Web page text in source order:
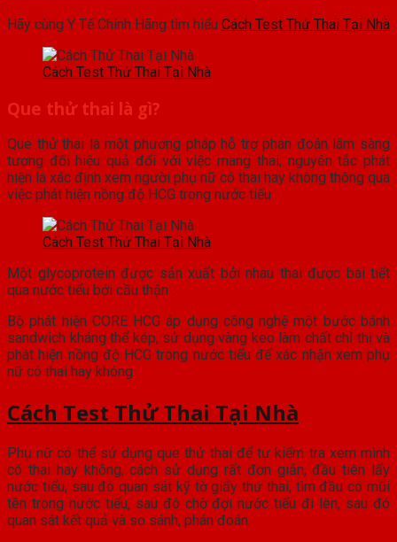
Hãy cùng Y Tế Chính Hãng tìm hiểu Cách Test Thử Thai Tại Nhà
Cách Test Thử Thai Tại Nhà
Que thử thai là gì?
Que thử thai là một phương pháp hỗ trợ phán đoán lâm sàng
tương đối hiệu quả đối với việc mang thai, nguyên tắc phát
hiện là xác định xem người phụ nữ có thai hay không thông qua
việc phát hiện nồng độ HCG trong nước tiểu .
Cách Test Thử Thai Tại Nhà
Một glycoprotein được sản xuất bởi nhau thai được bài tiết
qua nước tiểu bởi cầu thận .
Bộ phát hiện CORE HCG áp dụng công nghệ một bước bánh
sandwich kháng thể kép, sử dụng vàng keo làm chất chỉ thị và
phát hiện nồng độ HCG trong nước tiểu để xác nhận xem phụ
nữ có thai hay không.
Cách Test Thử Thai Tại Nhà
Phụ nữ có thể sử dụng que thử thai để tự kiểm tra xem mình
có thai hay không, cách sử dụng rất đơn giản, đầu tiên lấy
nước tiểu, sau đó quan sát kỹ tờ giấy thử thai, tìm đầu có mũi
tên trong nước tiểu, sau đó chờ đợi nước tiểu đi lên, sau đó
quan sát kết quả và so sánh, phán đoán.